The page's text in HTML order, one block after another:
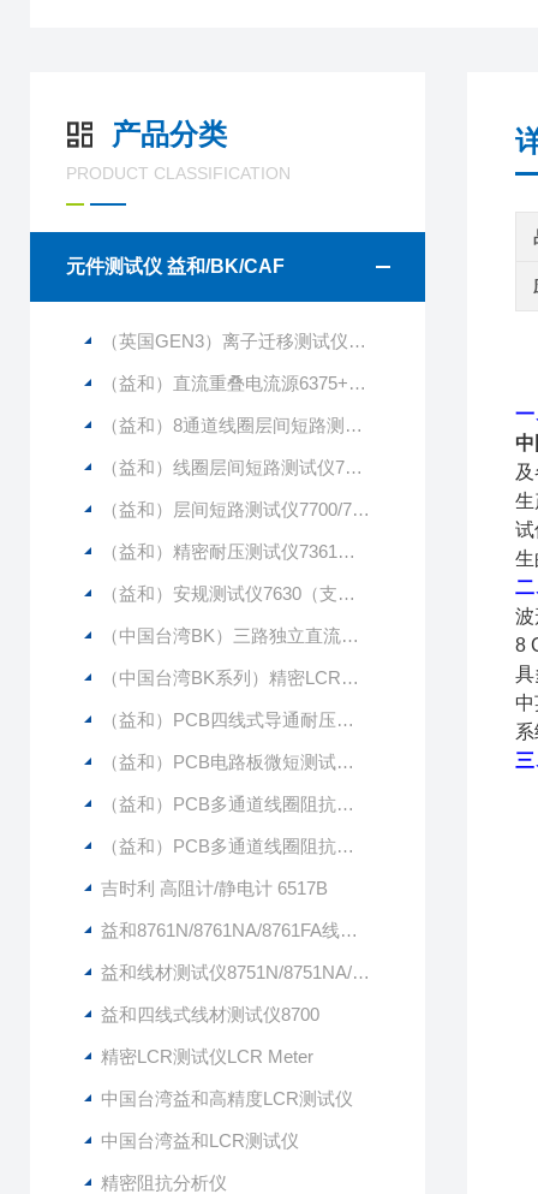
产品分类
PRODUCT CLASSIFICATION
元件测试仪 益和/BK/CAF
（英国GEN3）离子迁移测试仪CAF2（256通道）（1250V）
（益和）直流重叠电流源6375+6220
（益和）8通道线圈层间短路测试仪7720
（益和）线圈层间短路测试仪7710
（益和）层间短路测试仪7700/7710/7720
（益和）精密耐压测试仪7361（支持多通道）
（益和）安规测试仪7630（支持多通道测试）
（中国台湾BK）三路独立直流电源LPS505N-MO（原 茂迪品牌）
（中国台湾BK系列）精密LCR表 BK891（20HZ-300KHZ）（原 茂迪品牌）
（益和）PCB四线式导通耐压测试仪9331
（益和）PCB电路板微短测试仪9333+6420
（益和）PCB多通道线圈阻抗测试仪9332-64
（益和）PCB多通道线圈阻抗测试仪9332-48
吉时利 高阻计/静电计 6517B
益和8761N/8761NA/8761FA线材测试仪
益和线材测试仪8751N/8751NA/8751FA
益和四线式线材测试仪8700
精密LCR测试仪LCR Meter
中国台湾益和高精度LCR测试仪
中国台湾益和LCR测试仪
精密阻抗分析仪
一
生
试
生
二
波
8
具